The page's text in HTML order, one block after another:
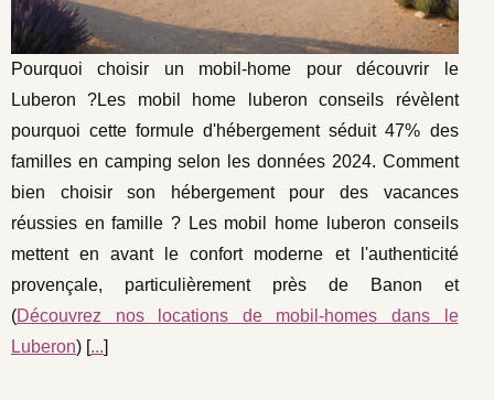
Pourquoi choisir un mobil-home pour découvrir le
Luberon ?Les mobil home luberon conseils révèlent
pourquoi cette formule d'hébergement séduit 47% des
familles en camping selon les données 2024. Comment
bien choisir son hébergement pour des vacances
réussies en famille ? Les mobil home luberon conseils
mettent en avant le confort moderne et l'authenticité
provençale, particulièrement près de Banon et
(Découvrez nos locations de mobil-homes dans le
Luberon) [...]